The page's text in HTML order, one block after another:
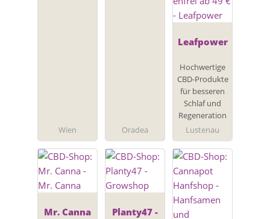
Wien Oradea
Leafpower
Hochwertige
CBD-Produkte
für besseren
Schlaf und
Regeneration
Lustenau
Mr. Canna
Planty47 -